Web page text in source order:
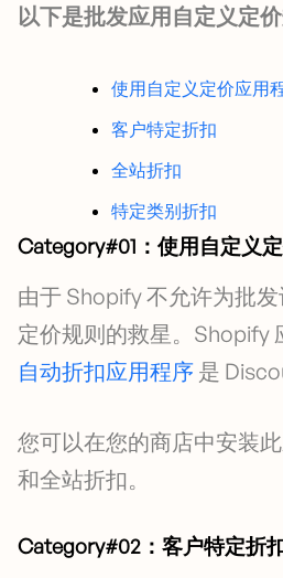
以下是批发应用自定义定
使用自定义定价应用
客户特定折扣
全站折扣
特定类别折扣
Category#01：使用自定义
由于 Shopify 不允许为批
定价规则的救星。Shopify
自动折扣应用程序 是
您可以在您的商店中安装
和全站折扣。
Category#02：客户特定折